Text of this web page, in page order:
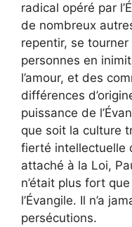
radical opéré par
de nombreux
repentir, se
personnes en
l’amour, et des
différences
puissance de
que soit la culture
fierté intellectuelle
attaché à la Loi,
n’était plus fort
l’Évangile. Il n’a
persécutions.